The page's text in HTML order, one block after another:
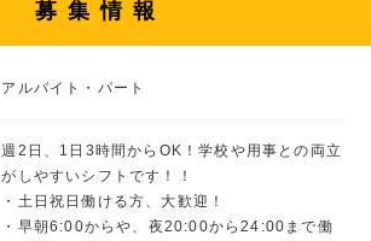
募集情報
アルバイト・パート
週2日、1日3時間からOK！学校や用事との両立
がしやすいシフトです！！
・土日祝日働ける方、大歓迎！
・早朝6:00からや、夜20:00から24:00まで働